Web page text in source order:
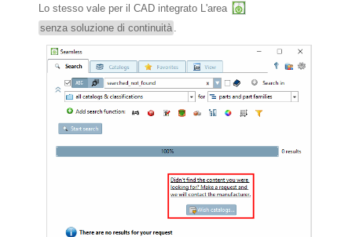
Lo stesso vale per il CAD integrato L'area
senza soluzione di continuità